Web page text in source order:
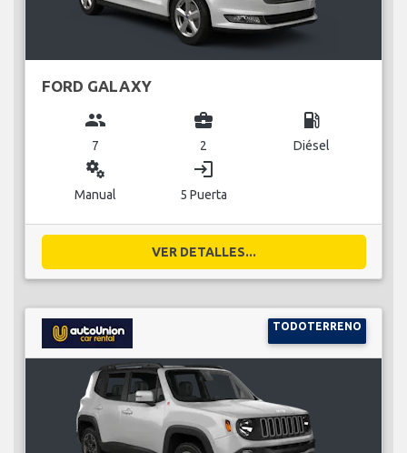
FORD GALAXY
group
7
business_center
2
local_gas_station
Diésel
miscellaneous_services
Manual
login
5 Puerta
VER DETALLES...
TODOTERRENO